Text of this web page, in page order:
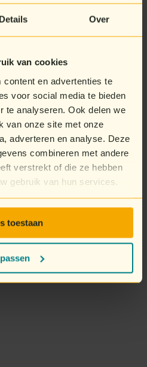
Details Over
van cookies
en advertenties te
voor social media te bieden
te analyseren. Ook delen we
van onze site met onze
adverteren en analyse. Deze
combineren met andere
verstrekt of die ze hebben
gebruik van hun services.
toestaan